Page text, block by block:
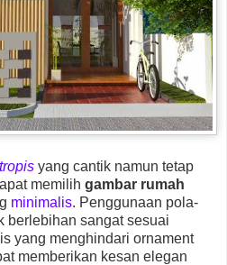
yang cantik namun tetap
memilih gambar rumah
minimalis. Penggunaan pola-
berlebihan sangat sesuai
yang menghindari ornament
memberikan kesan elegan